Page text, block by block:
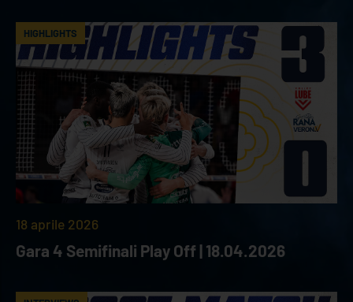
HIGHLIGHTS
18 aprile 2026
Gara 4 Semifinali Play Off | 18.04.2026